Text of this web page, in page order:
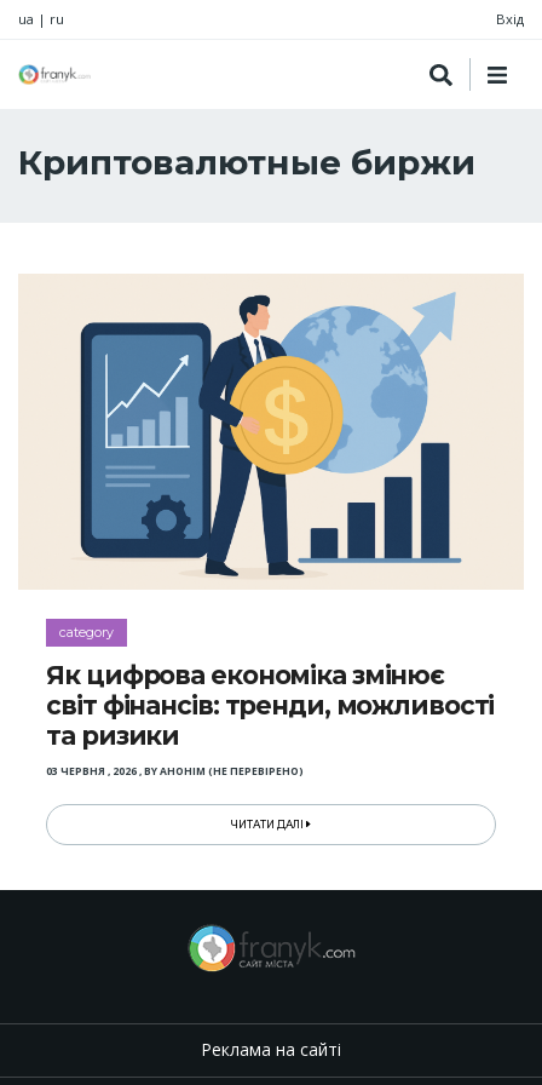
ua | ru Вхід
Криптовалютные биржи
category
Як цифрова економіка змінює
світ фінансів: тренди, можливості
та ризики
03 ЧЕРВНЯ , 2026,BYАНОНІМ (НЕ ПЕРЕВІРЕНО)
ЧИТАТИ ДАЛІ
Реклама на сайті